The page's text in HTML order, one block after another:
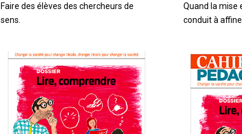
Faire des élèves des chercheurs de
sens.
Quand la mise
conduit à